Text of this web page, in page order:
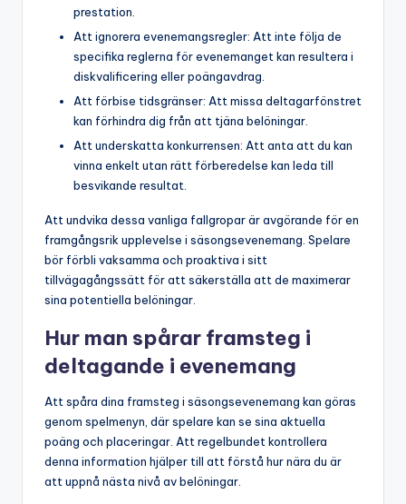
prestation.
Att ignorera evenemangsregler: Att inte följa de
specifika reglerna för evenemanget kan resultera i
diskvalificering eller poängavdrag.
Att förbise tidsgränser: Att missa deltagarfönstret
kan förhindra dig från att tjäna belöningar.
Att underskatta konkurrensen: Att anta att du kan
vinna enkelt utan rätt förberedelse kan leda till
besvikande resultat.
Att undvika dessa vanliga fallgropar är avgörande för en
framgångsrik upplevelse i säsongsevenemang. Spelare
bör förbli vaksamma och proaktiva i sitt
tillvägagångssätt för att säkerställa att de maximerar
sina potentiella belöningar.
Hur man spårar framsteg i
deltagande i evenemang
Att spåra dina framsteg i säsongsevenemang kan göras
genom spelmenyn, där spelare kan se sina aktuella
poäng och placeringar. Att regelbundet kontrollera
denna information hjälper till att förstå hur nära du är
att uppnå nästa nivå av belöningar.